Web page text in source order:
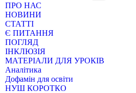
ПРО НАС
НОВИНИ
СТАТТІ
Є ПИТАННЯ
ПОГЛЯД
ІНКЛЮЗІЯ
МАТЕРІАЛИ ДЛЯ УРОКІВ
Аналітика
Дофамін для освіти
НУШ КОРОТКО